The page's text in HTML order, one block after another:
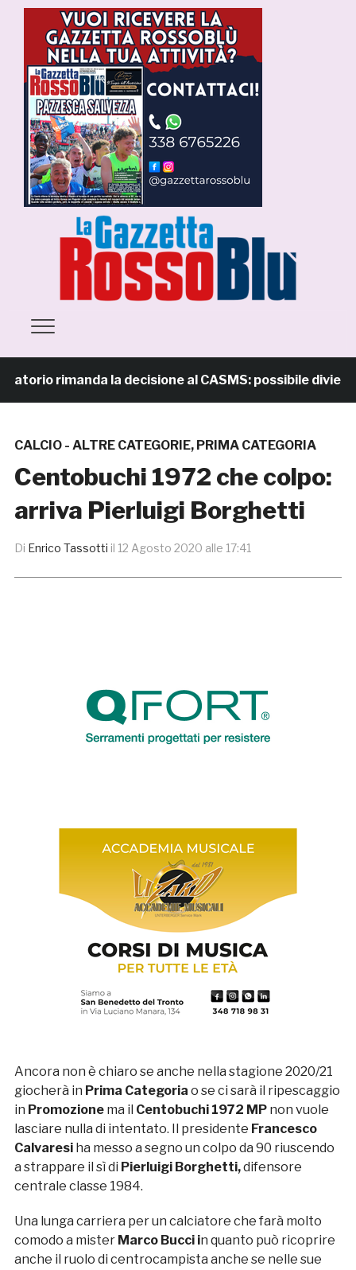
rimanda la decisione al CASMS: possibile divieto
CALCIO - ALTRE CATEGORIE, PRIMA CATEGORIA
Centobuchi 1972 che colpo:
arriva Pierluigi Borghetti
Di Enrico Tassotti il 12 Agosto 2020 alle 17:41
Ancora non è chiaro se anche nella stagione 2020/21
giocherà in Prima Categoria o se ci sarà il ripescaggio
in Promozionema il Centobuchi 1972 MPnon vuole
lasciare nulla di intentato. Il presidente Francesco
Calvaresiha messo a segno un colpo da 90 riuscendo
a strappare il sì di Pierluigi Borghetti,difensore
centrale classe 1984.
Una lunga carriera per un calciatore che farà molto
comodo a mister Marco Bucci in quanto può ricoprire
anche il ruolo di centrocampista anche se nelle sue